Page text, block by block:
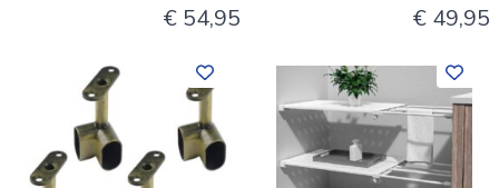
€ 54,95 € 49,95